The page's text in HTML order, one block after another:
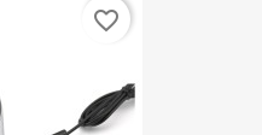
favorite_border